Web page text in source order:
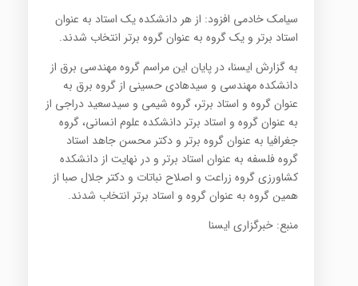
سیامک خادمی افزود: از هر دانشکده یک استاد به عنوان
استاد برتر و یک گروه به عنوان گروه برتر انتخاب شدند.
به گزارش ایسنا، در پایان این مراسم گروه مهندسی برق از
دانشکده مهندسی و سیدهادی حسینی از گروه برق به
عنوان گروه و استاد برتر، گروه شیمی و سیدسعید دراجی از
به عنوان گروه و استاد برتر دانشکده علوم انسانی، گروه
جغرافیا به عنوان گروه برتر و دکتر محسن جاهد استاد
گروه فلسفه به عنوان استاد برتر و در نهایت از دانشکده
کشاورزی گروه زراعت و اصلاح نباتات و دکتر جلال صبا از
همین گروه به عنوان گروه و استاد برتر انتخاب شدند.
منبع: خبرگزاری ایسنا